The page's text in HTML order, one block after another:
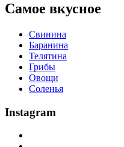
Самое вкусное
Свинина
Баранина
Телятина
Грибы
Овощи
Соленья
Instagram